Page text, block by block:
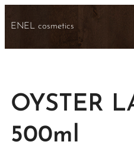
ENEL cosmetics
OYSTER
500ml